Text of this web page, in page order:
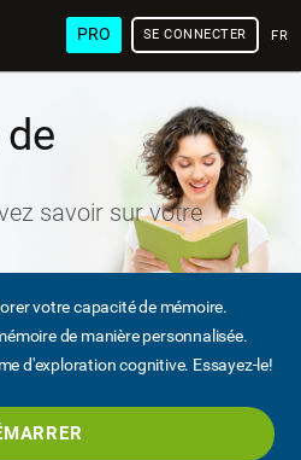
PRO SE CONNECTER
savoir sur votre
votre capacité de mémoire.
de manière personnalisée.
d'exploration cognitive. Essayez-le!